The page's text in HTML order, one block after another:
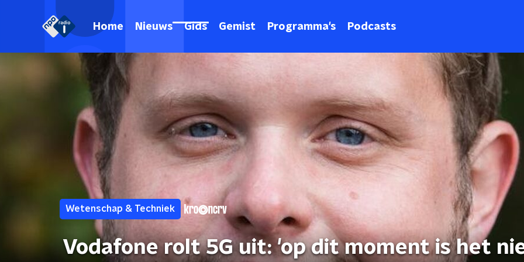
Home Nieuws Gids Gemist Programma's Podcasts
Wetenschap & Techniek
Vodafone rolt 5G uit: 'op dit moment is het